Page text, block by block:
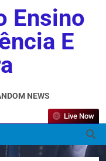
Ensino
E
NEWS
Live Now